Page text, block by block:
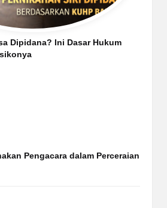
Dipidana? Ini Dasar Hukum
Pengacara dalam Perceraian